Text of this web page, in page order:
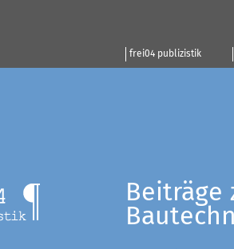
frei04 publizistik
Beiträge